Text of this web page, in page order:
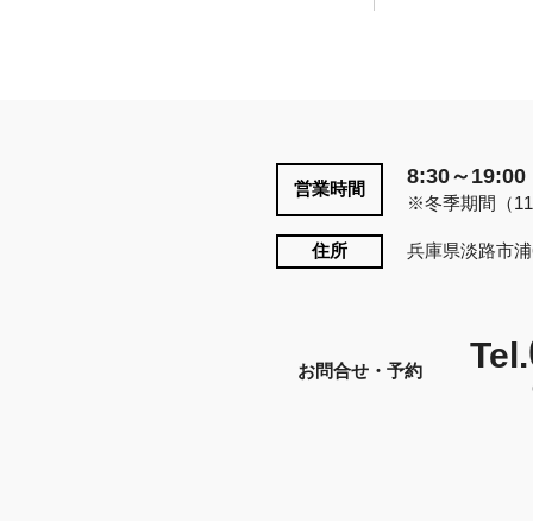
営業時間
8:30～19:00
※冬季期間（
住所 兵庫県淡路市
お問合せ・予約 Tel.